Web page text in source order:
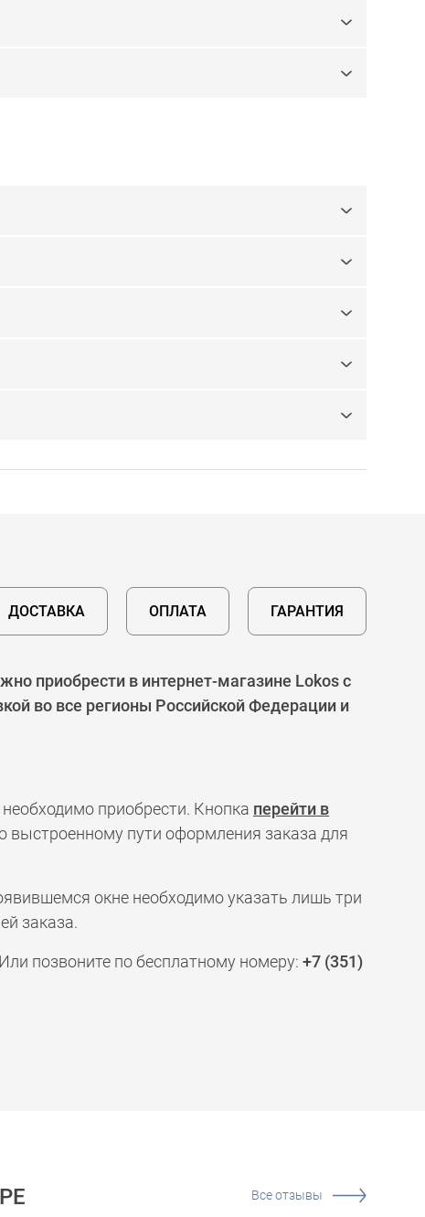
ДОСТАВКА ОПЛАТА ГАРАНТИЯ
приобрести в интернет-магазине Lokos с
во все регионы Российской Федерации и
приобрести. Кнопка перейти в
выстроенному пути оформления заказа для
окне необходимо указать лишь три
заказа.
позвоните по бесплатному номеру: +7 (351)
Все отзывы